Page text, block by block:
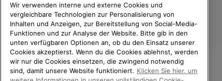
Österreich
WILLKOMMEN BEI SOREL.
Wir verwenden interne und externe Cookies und
vergleichbare Technologien zur Personalisierung von
Inhalten und Anzeigen, zur Bereitstellung von Social-Media-
Funktionen und zur Analyse der Website. Bitte gib in den
unten verfügbaren Optionen an, ob du den Einsatz unserer
Cookies akzeptierst. Wenn du die Cookies ablehnst, werden
wir nur die Cookies einsetzen, die zwingend notwendig
sind, damit unsere Website funktioniert. Klicken Sie hier, um